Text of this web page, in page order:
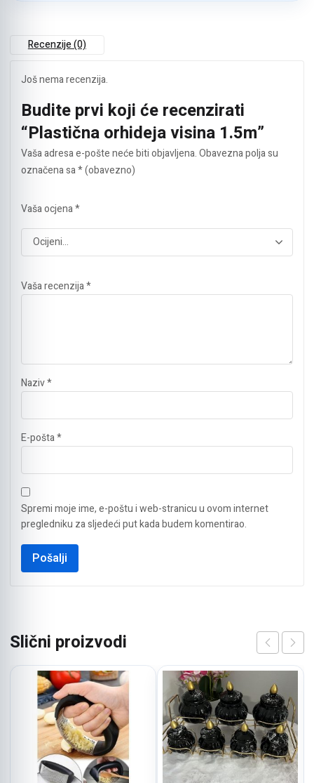
Recenzije (0)
Još nema recenzija.
Budite prvi koji će recenzirati
“Plastična orhideja visina 1.5m”
Vaša adresa e-pošte neće biti objavljena.Obavezna polja su
označena sa* (obavezno)
Vaša ocjena*
Vaša recenzija*
Naziv*
E-pošta*
Spremi moje ime, e-poštu i web-stranicu u ovom internet
pregledniku za sljedeći put kada budem komentirao.
Slični proizvodi